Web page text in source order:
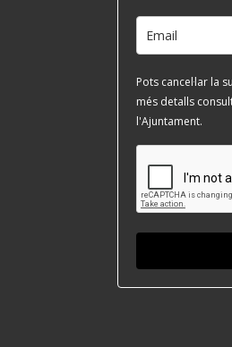
Pots cancel·lar la
més detalls
l'Ajuntament.